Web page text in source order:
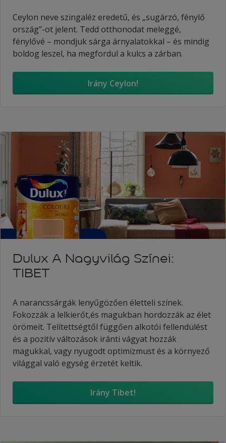
Ceylon neve szingaléz eredetű, és „sugárzó, fénylő
ország”-ot jelent. Tedd otthonodat meleggé,
fénylővé – mondjuk sárga árnyalatokkal – és mindig
boldog leszel, ha megfordul a kulcs a zárban.
Irány Ceylon!
Dulux A Nagyvilág Színei:
TIBET
A narancssárgák lenyűgözően életteli színek.
Fokozzák a lelkierőt,és magukban hordozzák az élet
örömeit. Telítettségtől függően alkotói fellendülést
és a pozitív változások iránti vágyat hozzák
magukkal, vagy nyugodt optimizmust és a környező
világgal való egység érzetét keltik.
Irány Tibet!